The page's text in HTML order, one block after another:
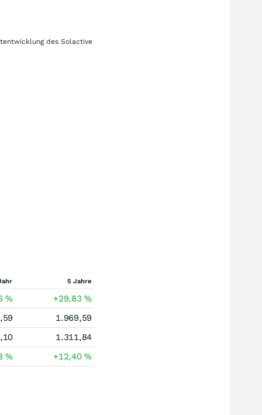
des Solactive
5 Jahre
% +29,83%
1.969,59
1.311,84
% +12,40%